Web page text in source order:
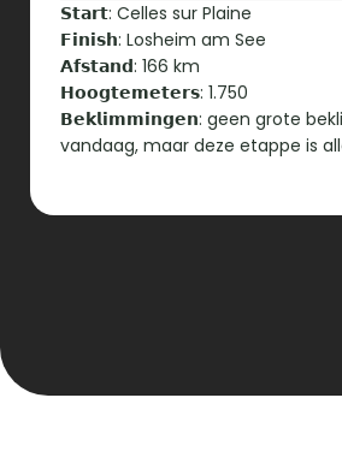
𝗦𝘁𝗮𝗿𝘁: Celles sur Plaine
𝗙𝗶𝗻𝗶𝘀𝗵: Losheim am See
𝗔𝗳𝘀𝘁𝗮𝗻𝗱: 166 km
𝗛𝗼𝗼𝗴𝘁𝗲𝗺𝗲𝘁𝗲𝗿𝘀: 1.750
𝗕𝗲𝗸𝗹𝗶𝗺𝗺𝗶𝗻𝗴𝗲𝗻: geen grote
vandaag, maar deze etappe is